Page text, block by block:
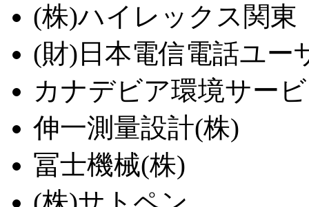
(株)ハイレックス関東
(財)日本電信電話ユー
カナデビア環境サー
伸一測量設計(株)
冨士機械(株)